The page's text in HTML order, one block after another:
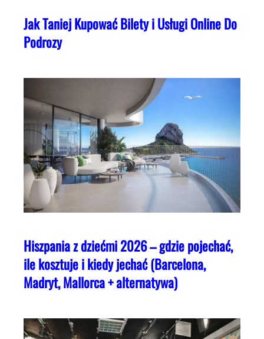
Jak Taniej Kupować Bilety i Usługi Online Do
Podrozy
Hiszpania z dziećmi 2026 – gdzie pojechać,
ile kosztuje i kiedy jechać (Barcelona,
Madryt, Mallorca + alternatywa)